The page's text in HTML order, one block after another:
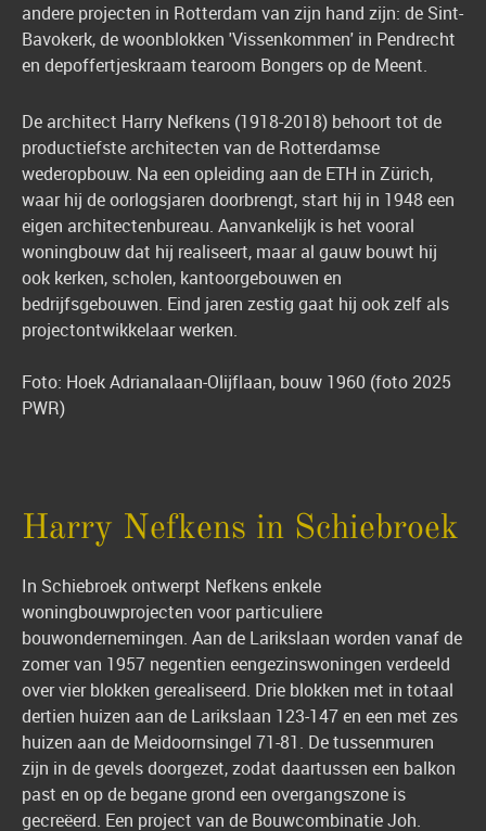
andere projecten in Rotterdam van zijn hand zijn: de Sint-
Bavokerk,de woonblokken 'Vissenkommen' in Pendrecht
en depoffertjeskraam tearoom Bongers op de Meent.
De architect Harry Nefkens (1918-2018) behoort tot de
productiefste architecten van de Rotterdamse
wederopbouw. Na een opleiding aan de ETH in Zürich,
waar hij de oorlogsjaren doorbrengt, start hij in 1948 een
eigen architectenbureau. Aanvankelijk is het vooral
woningbouw dat hij realiseert, maar al gauw bouwt hij
ook kerken, scholen, kantoorgebouwen en
bedrijfsgebouwen. Eind jaren zestig gaat hij ook zelf als
projectontwikkelaar werken.
Foto: Hoek Adrianalaan-Olijflaan, bouw 1960 (foto 2025
PWR)
Harry Nefkens in Schiebroek
In Schiebroek ontwerpt Nefkens enkele
woningbouwprojecten voor particuliere
bouwondernemingen. Aan de Larikslaan worden vanaf de
zomer van 1957 negentien eengezinswoningen verdeeld
over vier blokken gerealiseerd. Drie blokken met in totaal
dertien huizen aan de Larikslaan 123-147 en een met zes
huizen aan de Meidoornsingel 71-81. De tussenmuren
zijn in de gevels doorgezet, zodat daartussen een balkon
past en op de begane grond een overgangszone is
gecreëerd. Een project van de Bouwcombinatie Joh.